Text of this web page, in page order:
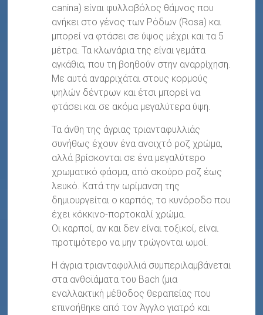
canina) είναι φυλλοβόλος θάμνος που
ανήκει στο γένος των Ρόδων (Rosa) και
μπορεί να φτάσει σε ύψος μέχρι και τα 5
μέτρα. Τα κλωνάρια της είναι γεμάτα
αγκάθια, που τη βοηθούν στην αναρρίχηση.
Με αυτά αναρριχάται στους κορμούς
ψηλών δέντρων και έτσι μπορεί να
φτάσει και σε ακόμα μεγαλύτερα ύψη.
Τα άνθη της άγριας τριανταφυλλιάς
συνήθως έχουν ένα ανοιχτό ροζ χρώμα,
αλλά βρίσκονται σε ένα μεγαλύτερο
χρωματικό φάσμα, από σκούρο ροζ έως
λευκό. Κατά την ωρίμανση της
δημιουργείται ο καρπός, το κυνόροδο που
έχει κόκκινο-πορτοκαλί χρώμα.
Οι καρποί, αν και δεν είναι τοξικοί, είναι
προτιμότερο να μην τρώγονται ωμοί.
Η άγρια τριανταφυλλιά συμπεριλαμβάνεται
στα ανθοϊάματα του Bach (μια
εναλλακτική μέθοδος θεραπείας που
επινοήθηκε από τον Άγγλο γιατρό και